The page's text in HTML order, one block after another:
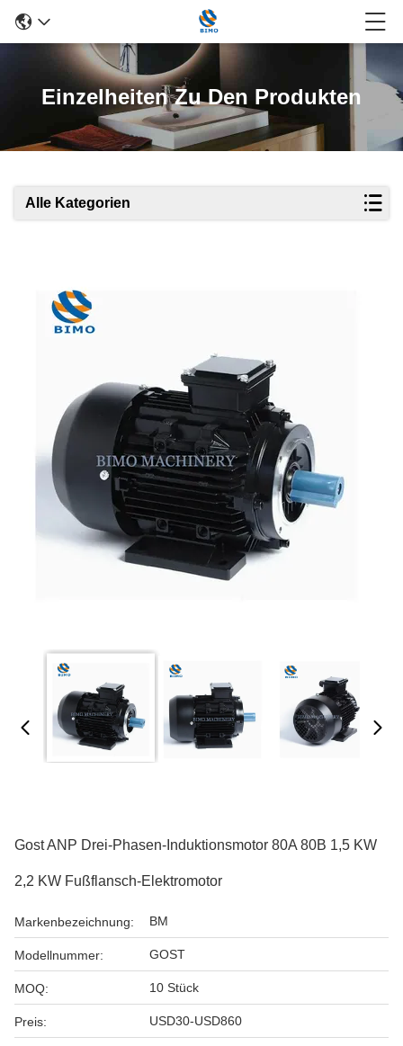
Einzelheiten Zu Den Produkten
Alle Kategorien
Gost ANP Drei-Phasen-Induktionsmotor 80A 80B 1,5 KW
2,2 KW Fußflansch-Elektromotor
Markenbezeichnung: BM
Modellnummer: GOST
MOQ: 10 Stück
Preis: USD30-USD860